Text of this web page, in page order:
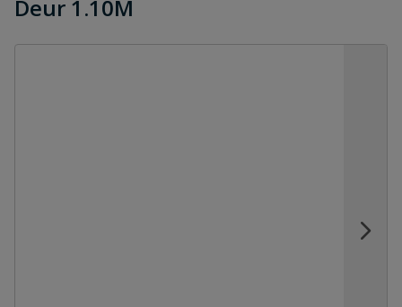
Deur 1.10M